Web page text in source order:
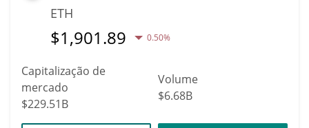
ETH
$1,901.89 0.50%
Capitalização de
mercado
$229.51B
Volume
$6.68B